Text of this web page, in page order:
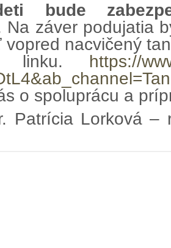
bude
Na záver podujatia
vopred nacvičený
linku. https://
o spoluprácu a
Patrícia Lorková –